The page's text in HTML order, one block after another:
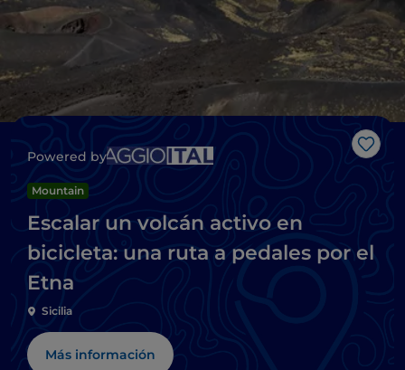
Me
Powered by
Mountain
Escalar un volcán activo en
bicicleta: una ruta a pedales por el
Etna
Sicilia
Más información